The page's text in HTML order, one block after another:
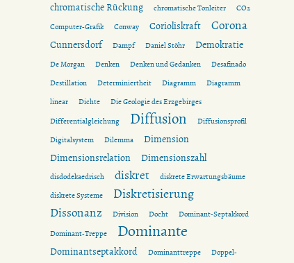
chromatische Rückung chromatische Tonleiter
CO2
Computer-Grafik
Conway Corioliskraft Corona
Cunnersdorf Dampf Daniel Stöhr Demokratie
De Morgan Denken Denken und Gedanken
Desafinado
Destillation
Determiniertheit Diagramm
Diagramm
linear
Dichte
Die Geologie des Erzgebirges
Differentialgleichung
Diffusion
Diffusionsprofil
Digitalsystem
Dilemma
Dimension
Dimensionsrelation
Dimensionszahl
disdodekaedrisch diskret
diskrete Erwartungsbäume
diskrete Systeme
Diskretisierung
Dissonanz Division Docht
Dominant-Septakkord
Dominant-Treppe
Dominante
Dominantseptakkord Dominanttreppe
Doppel-